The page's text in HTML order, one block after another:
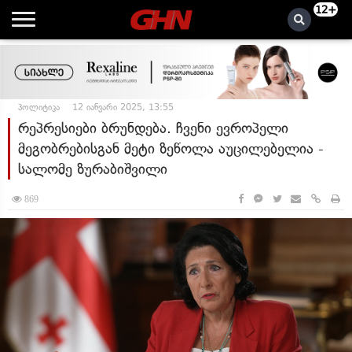
12+
პოლიტიკა 12 იანვარი 2025, 13:55
რეპრესიები ბრუნდება. ჩვენი ევროპელი
მეგობრებისგან მეტი ზეწოლა აუცილებელია -
სალომე ზურაბიშვილი
869